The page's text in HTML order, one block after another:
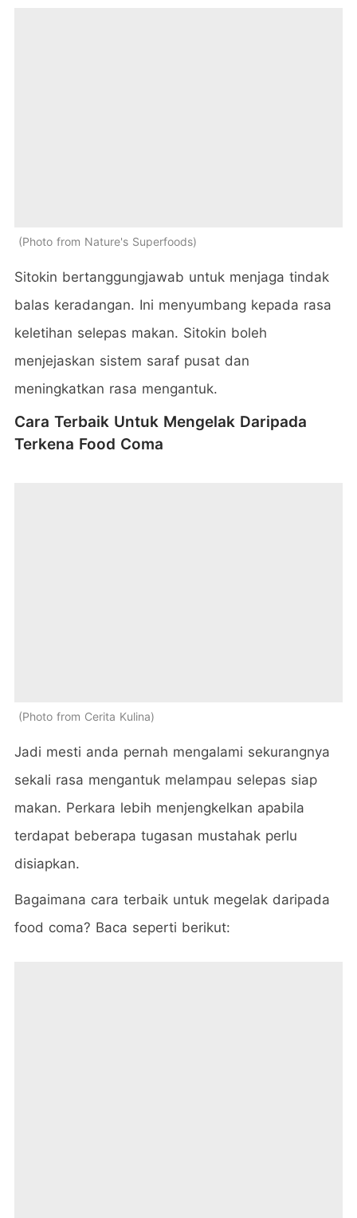
Photo from Nature's Superfoods
Sitokin bertanggungjawab untuk menjaga tindak
balas keradangan. Ini menyumbang kepada rasa
keletihan selepas makan. Sitokin boleh
menjejaskan sistem saraf pusat dan
meningkatkan rasa mengantuk.
Cara Terbaik Untuk Mengelak Daripada
Terkena Food Coma
Photo from Cerita Kulina
Jadi mesti anda pernah mengalami sekurangnya
sekali rasa mengantuk melampau selepas siap
makan. Perkara lebih menjengkelkan apabila
terdapat beberapa tugasan mustahak perlu
disiapkan.
Bagaimana cara terbaik untuk megelak daripada
food coma? Baca seperti berikut: